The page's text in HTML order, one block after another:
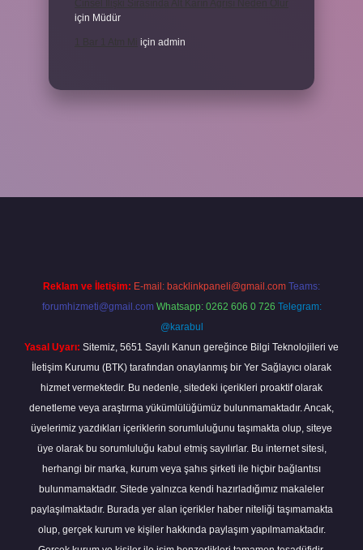
için Müdür
için admin
Reklam ve İletişim: E-mail: backlinkpaneli@gmail.com Teams:
forumhizmeti@gmail.com Whatsapp: 0262 606 0 726 Telegram:
@karabul
Yasal Uyarı: Sitemiz, 5651 Sayılı Kanun gereğince Bilgi Teknolojileri ve
İletişim Kurumu (BTK) tarafından onaylanmış bir Yer Sağlayıcı olarak
hizmet vermektedir. Bu nedenle, sitedeki içerikleri proaktif olarak
denetleme veya araştırma yükümlülüğümüz bulunmamaktadır. Ancak,
üyelerimiz yazdıkları içeriklerin sorumluluğunu taşımakta olup, siteye
üye olarak bu sorumluluğu kabul etmiş sayılırlar. Bu internet sitesi,
herhangi bir marka, kurum veya şahıs şirketi ile hiçbir bağlantısı
bulunmamaktadır. Sitede yalnızca kendi hazırladığımız makaleler
paylaşılmaktadır. Burada yer alan içerikler haber niteliği taşımamakta
olup, gerçek kurum ve kişiler hakkında paylaşım yapılmamaktadır.